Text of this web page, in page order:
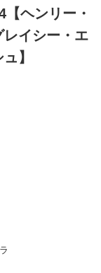
ヘンリー・
イシー・エ
】